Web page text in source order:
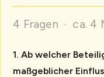
4 Fragen · ca. 4
Ab welcher
maßgeblicher